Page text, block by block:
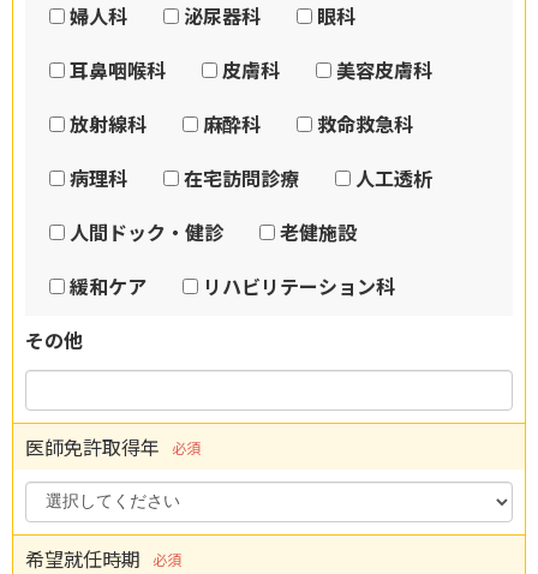
婦人科
泌尿器科
眼科
耳鼻咽喉科
皮膚科
美容皮膚科
放射線科
麻酔科
救命救急科
病理科
在宅訪問診療
人工透析
人間ドック・健診
老健施設
緩和ケア
リハビリテーション科
その他
医師免許取得年 必須
希望就任時期 必須